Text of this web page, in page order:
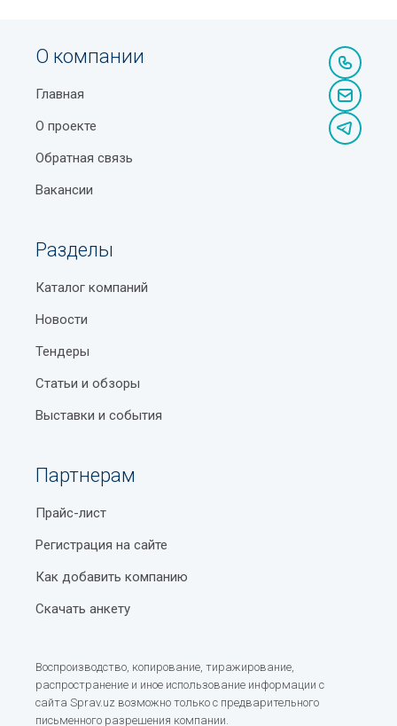
О компании
Главная
О проекте
Обратная связь
Вакансии
Разделы
Каталог компаний
Новости
Тендеры
Статьи и обзоры
Выставки и события
Партнерам
Прайс-лист
Регистрация на сайте
Как добавить компанию
Скачать анкету
Воспроизводство, копирование, тиражирование,
распространение и иное использование информации с
сайта Sprav.uz возможно только с предварительного
письменного разрешения компании.